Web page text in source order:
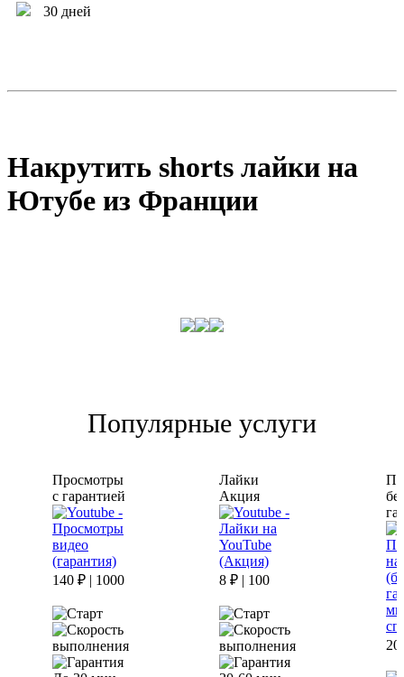
30 дней
Накрутить shorts лайки на
Ютубе из Франции
Популярные услуги
Просмотры
с гарантией
140 ₽ | 1000
Лайки
Акция
8 ₽ | 100
без
20